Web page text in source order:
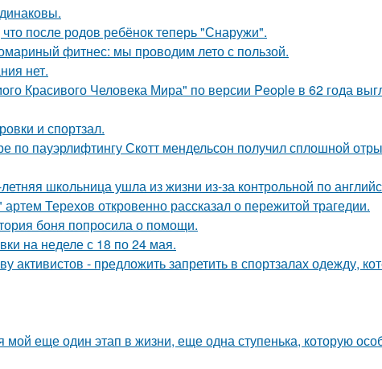
после родов ребёнок теперь "Снаружи".
фитнес: мы проводим лето с пользой.
нет.
Красивого Человека Мира" по версии People в 62 года
и спортзал.
по пауэрлифтингу Скотт мендельсон получил сплошной
школьница ушла из жизни из-за контрольной по
Терехов откровенно рассказал о пережитой трагедии.
боня попросила о помощи.
на неделе с 18 по 24 мая.
активистов - предложить запретить в спортзалах одежду,
мой еще один этап в жизни, еще одна ступенька, которую